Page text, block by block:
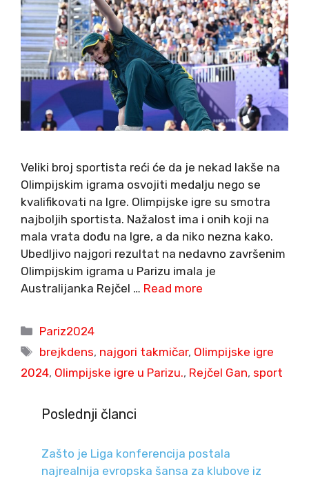
Veliki broj sportista reći će da je nekad lakše na
Olimpijskim igrama osvojiti medalju nego se
kvalifikovati na Igre. Olimpijske igre su smotra
najboljih sportista. Nažalost ima i onih koji na
mala vrata dođu na Igre, a da niko nezna kako.
Ubedljivo najgori rezultat na nedavno završenim
Olimpijskim igrama u Parizu imala je
Australijanka Rejčel … Read more
Categories
Pariz2024
Tags
brejkdens, najgori takmičar, Olimpijske igre
2024, Olimpijske igre u Parizu., Rejčel Gan, sport
Poslednji članci
Zašto je Liga konferencija postala
najrealnija evropska šansa za klubove iz